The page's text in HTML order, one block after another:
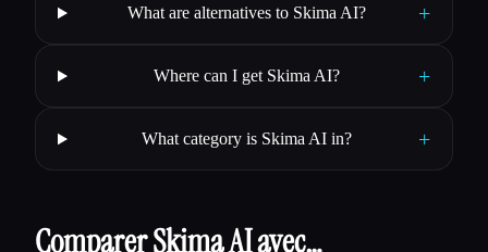
What are alternatives to Skima AI? +
Where can I get Skima AI? +
What category is Skima AI in? +
Comparer Skima AI avec…